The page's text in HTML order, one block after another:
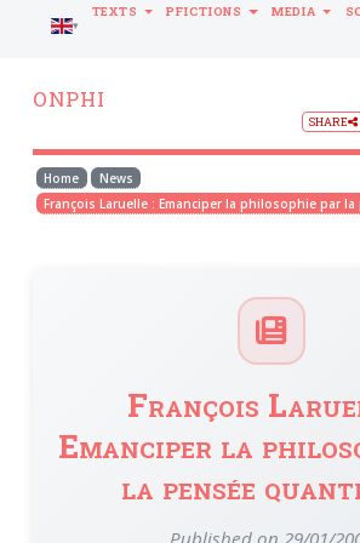
ONPHI
SHARE
Home
News
François Laruelle : Emanciper la philosophie par
François
Emanciper la
la pensée
Published on 29/01/
LANGUAGE
TEXTS PFICTIONS MEDIA